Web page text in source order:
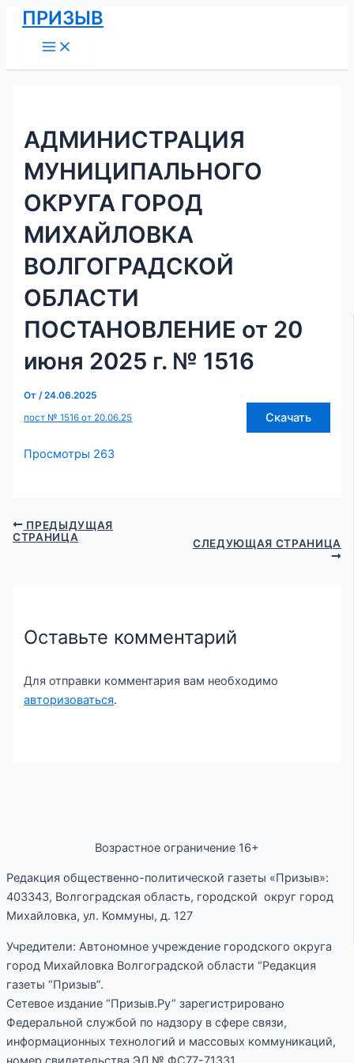
Перейти
содержимому
ПРИЗЫВ
Menu
АДМИНИСТРАЦИЯ
МУНИЦИПАЛЬНОГО
ОКРУГА ГОРОД
МИХАЙЛОВКА
ВОЛГОГРАДСКОЙ
ОБЛАСТИ
ПОСТАНОВЛЕНИЕ от 20
июня 2025 г. № 1516
От/24.06.2025
пост № 1516 от 20.06.25
Скачать
Просмотры 263
Навигация
по
записям
ПРЕДЫДУЩАЯ
СТРАНИЦА
СЛЕДУЮЩАЯ СТРАНИЦА
Оставьте комментарий
Для отправки комментария вам необходимо
авторизоваться.
Возрастное ограничение 16+
Редакция общественно-политической газеты «Призыв»:
403343, Волгоградская область, городской округ город
Михайловка, ул. Коммуны, д. 127
Учредители: Автономное учреждение городского округа
город Михайловка Волгоградской области “Редакция
газеты “Призыв”.
Сетевое издание “Призыв.Ру” зарегистрировано
Федеральной службой по надзору в сфере связи,
информационных технологий и массовых коммуникаций,